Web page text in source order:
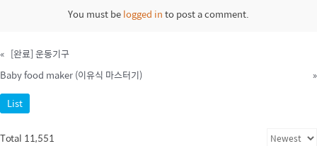
You must belogged into post a comment.
« [완료] 운동기구
Baby food maker (이유식 마스터기)
»
List
Total 11,551